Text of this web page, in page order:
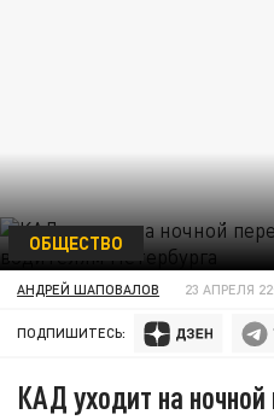
ОБЩЕСТВО
АНДРЕЙ ШАПОВАЛОВ 23 АПРЕЛЯ
ПОДПИШИТЕСЬ:
КАД уходит на